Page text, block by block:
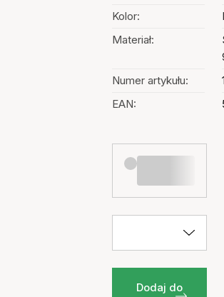
Kolor:
Materiał:
Numer artykułu:
EAN:
Dodaj do